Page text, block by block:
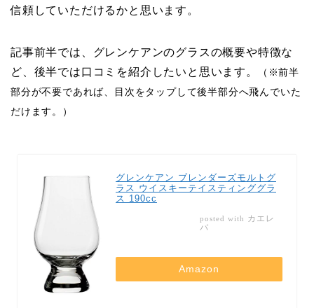
信頼していただけるかと思います。
記事前半では、グレンケアンのグラスの概要や特徴な
ど、後半では口コミを紹介したいと思います。
（※前半
部分が不要であれば、目次をタップして後半部分へ飛んでいた
だけます。）
グレンケアン ブレンダーズモルトグ
ラス ウイスキーテイスティンググラ
ス 190cc
posted with カエレ
バ
Amazon